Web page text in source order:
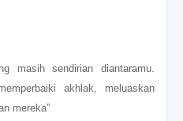
masih sendirian diantaramu.
akhlak, meluaskan
mereka”